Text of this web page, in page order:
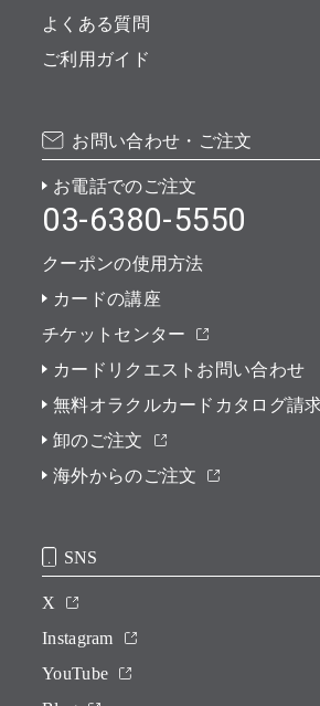
よくある質問
ご利用ガイド
お問い合わせ・ご注文
お電話でのご注文
03-6380-5550
クーポンの使用方法
カードの講座
チケットセンター
カードリクエストお問い合わせ
無料オラクルカードカタログ請
卸のご注文
海外からのご注文
SNS
X
Instagram
YouTube